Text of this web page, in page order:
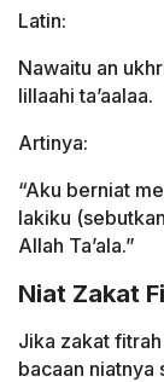
Latin:
Nawaitu an
lillaahi ta’aalaa.
Artinya:
“Aku berniat
lakiku
Allah Ta’ala.”
Niat Zakat
Jika zakat
bacaan niatnya